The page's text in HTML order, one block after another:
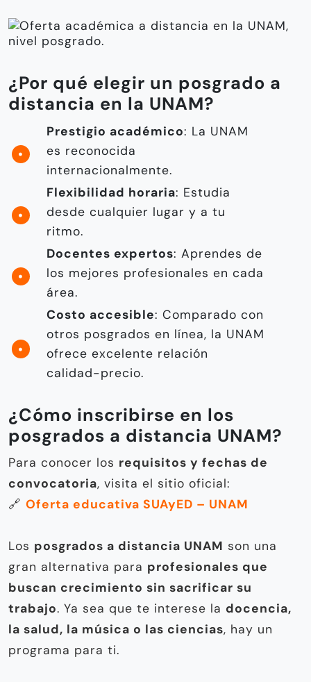
¿Por qué elegir un posgrado a
distancia en la UNAM?
Prestigio académico: La UNAM
es reconocida
internacionalmente.
Flexibilidad horaria: Estudia
desde cualquier lugar y a tu
ritmo.
Docentes expertos: Aprendes de
los mejores profesionales en cada
área.
Costo accesible: Comparado con
otros posgrados en línea, la UNAM
ofrece excelente relación
calidad-precio.
¿Cómo inscribirse en los
posgrados a distancia UNAM?
Para conocer los requisitos y fechas de
convocatoria, visita el sitio oficial:
🔗 Oferta educativa SUAyED – UNAM
Los posgrados a distancia UNAM son una
gran alternativa para profesionales que
buscan crecimiento sin sacrificar su
trabajo. Ya sea que te interese la docencia,
la salud, la música o las ciencias, hay un
programa para ti.